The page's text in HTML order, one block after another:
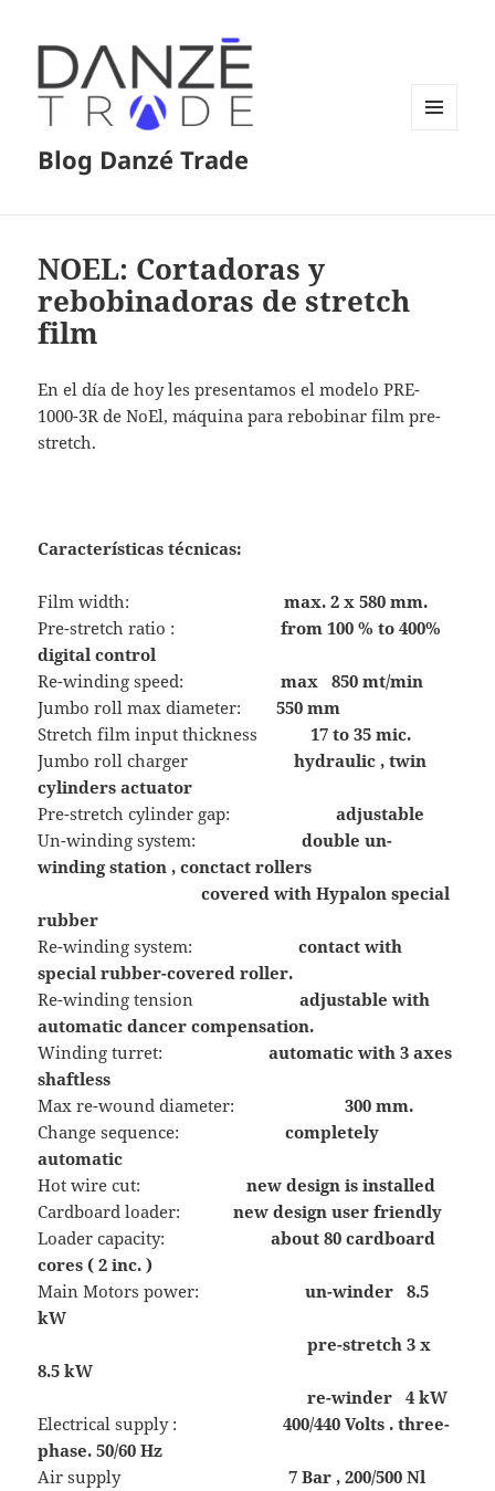
Blog Danzé Trade
NOEL: Cortadoras y
rebobinadoras de stretch
film
En el día de hoy les presentamos el modelo PRE-
1000-3R de NoEl, máquina para rebobinar film pre-
stretch.
Características técnicas:
Film width:max. 2 x 580 mm.
Pre-stretch ratio :from 100 % to 400%
digital control
Re-winding speed:
max 850 mt/min
Jumbo roll max diameter:550 mm
Stretch film input thickness17 to 35 mic.
Jumbo roll chargerhydraulic , twin
cylinders actuator
Pre-stretch cylinder gap:adjustable
Un-winding system:double un-
winding station , conctact rollers
covered with Hypalon special
rubber
Re-winding system:contact with
special rubber-covered roller.
Re-winding tensionadjustable with
automatic dancer compensation.
Winding turret:automatic with 3 axes
shaftless
Max re-wound diameter:300 mm.
Change sequence:completely
automatic
Hot wire cut:
new design is installed
Cardboard loader:new design user friendly
Loader capacity:about 80 cardboard
cores ( 2 inc. )
Main Motors power:un-winder 8.5
kW
pre-stretch 3 x
8.5 kW
re-winder 4 kW
Electrical supply :400/440 Volts . three-
phase. 50/60 Hz
Air supply7 Bar , 200/500 Nl